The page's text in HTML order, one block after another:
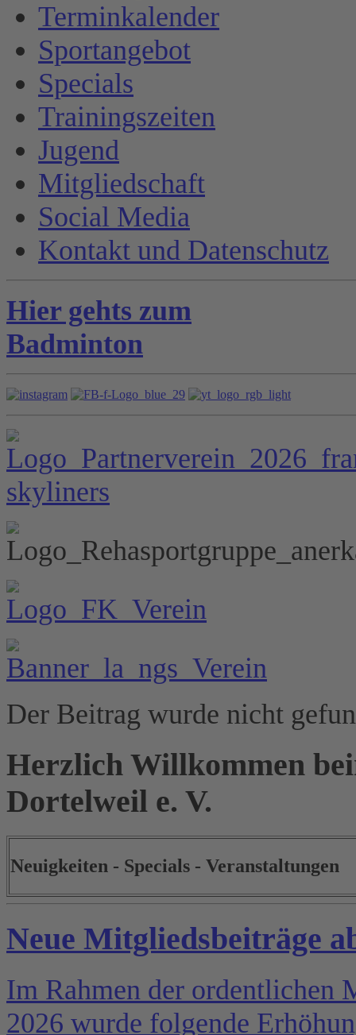
Terminkalender
Sportangebot
Specials
Trainingszeiten
Jugend
Mitgliedschaft
Social Media
Kontakt und Datenschutz
Hier gehts zum
Badminton
Der Beitrag wurde nicht
Herzlich Willkommen
Dortelweil e. V.
Neuigkeiten - Specials - Veranstaltungen
Neue Mitgliedsbeiträge
Im Rahmen der ordentlichen
2026 wurde folgende